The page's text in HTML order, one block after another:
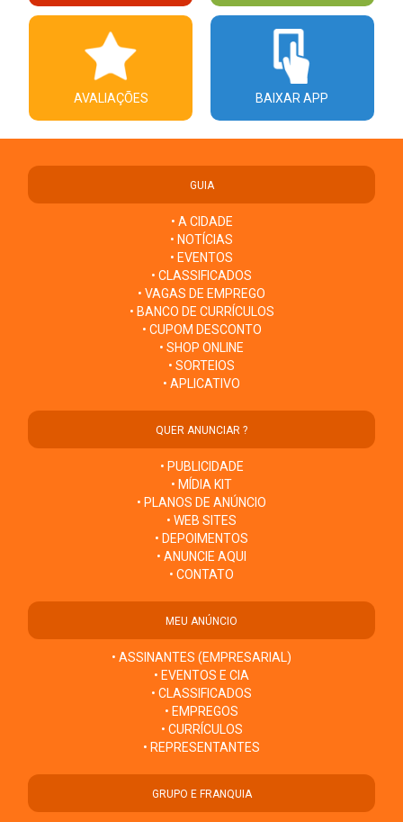
AVALIAÇÕES BAIXAR APP
GUIA
• A CIDADE
• NOTÍCIAS
• EVENTOS
• CLASSIFICADOS
• VAGAS DE EMPREGO
• BANCO DE CURRÍCULOS
• CUPOM DESCONTO
• SHOP ONLINE
• SORTEIOS
• APLICATIVO
QUER ANUNCIAR ?
• PUBLICIDADE
• MÍDIA KIT
• PLANOS DE ANÚNCIO
• WEB SITES
• DEPOIMENTOS
• ANUNCIE AQUI
• CONTATO
MEU ANÚNCIO
• ASSINANTES (EMPRESARIAL)
• EVENTOS E CIA
• CLASSIFICADOS
• EMPREGOS
• CURRÍCULOS
• REPRESENTANTES
GRUPO E FRANQUIA